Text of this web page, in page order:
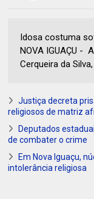
Idosa costuma
NOVA IGUAÇU -
Cerqueira da Silva,
Justiça decreta
religiosos de matriz
Deputados
de combater o crime
Em Nova Iguaçu,
intolerância religiosa